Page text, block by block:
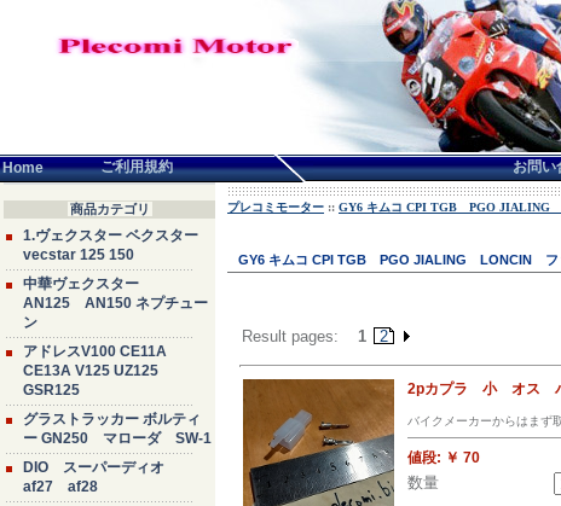
Home ご利用規約 お問い
商品カテゴリ
1.ヴェクスター ベクスター
vecstar 125 150
中華ヴェクスター
AN125 AN150 ネプチュー
ン
アドレスV100 CE11A
CE13A V125 UZ125
GSR125
グラストラッカー ボルティ
ー GN250 マローダ SW-1
DIO スーパーディオ
af27 af28
プレコミモーター :: GY6 キムコ CPI TGB PGO
GY6 キムコ CPI TGB PGO JIALING LONCIN フ
Result pages: 1 2
2pカプラ 小 オス
バイクメーカーからはまず
値段: ￥ 70
数量